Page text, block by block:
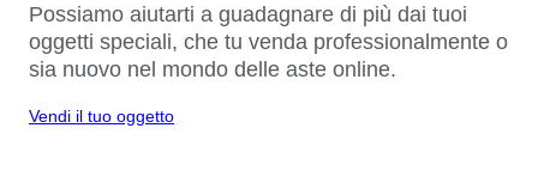
Possiamo aiutarti a guadagnare di più dai tuoi
oggetti speciali, che tu venda professionalmente o
sia nuovo nel mondo delle aste online.
Vendi il tuo oggetto